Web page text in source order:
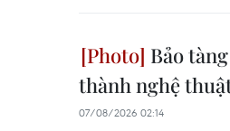
Bảo
thành nghệ
07/08/2026 02:14